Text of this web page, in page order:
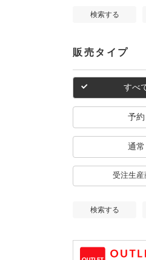
検索する
販売タイプ
すべ
予約
通常
受注生産
検索する